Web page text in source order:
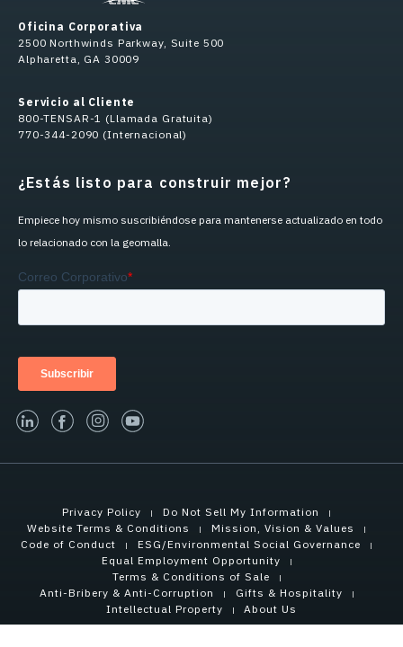
Oficina Corporativa
2500 Northwinds Parkway, Suite 500
Alpharetta, GA 30009
Servicio al Cliente
800-TENSAR-1 (Llamada Gratuita)
770-344-2090 (Internacional)
¿Estás listo para construir mejor?
Empiece hoy mismo suscribiéndose para mantenerse actualizado en todo
lo relacionado con la geomalla.
linked-infacebook
instagram
youtube
Privacy Policy
Do Not Sell My Information
Website Terms & Conditions
Mission, Vision & Values
Code of Conduct
ESG/Environmental Social Governance
Equal Employment Opportunity
Terms & Conditions of Sale
Anti-Bribery & Anti-Corruption
Gifts & Hospitality
Intellectual Property
About Us